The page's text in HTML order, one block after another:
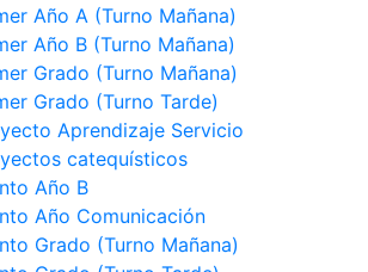
Año A (Turno Mañana)
Año B (Turno Mañana)
Grado (Turno Mañana)
Grado (Turno Tarde)
Aprendizaje Servicio
catequísticos
Año B
Año Comunicación
Grado (Turno Mañana)